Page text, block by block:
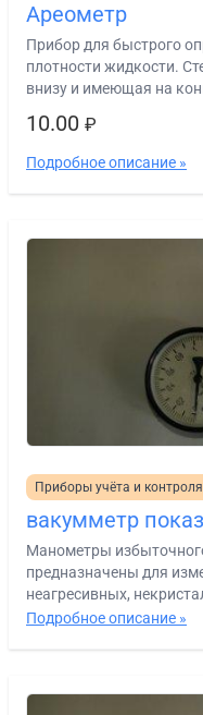
Ареометр
Прибор для быстрого
плотности жидкости.
внизу и имеющая на
10.00 ₽
Подробное описание »
Приборы учёта и контроля
вакумметр
Манометры
предназначены для
неагресивных,
Подробное описание »